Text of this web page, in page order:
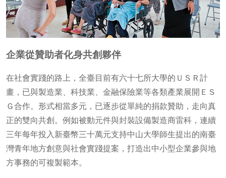
企業從贊助者化身共創夥伴
在社會實踐的路上，全臺目前有六十七所大學的ＵＳＲ計
畫，已與製造業、科技業、金融保險業等各類產業展開ＥＳ
Ｇ合作。形式相當多元，已逐步從單純的捐款贊助，走向真
正的雙向共創。例如被動元件與封裝設備製造商雷科，連續
三年每年投入新臺幣三十萬元支持中山大學師生提出的南臺
灣青年地方創意與社會實踐提案，打造出中小型企業參與地
方事務的可複製範本。